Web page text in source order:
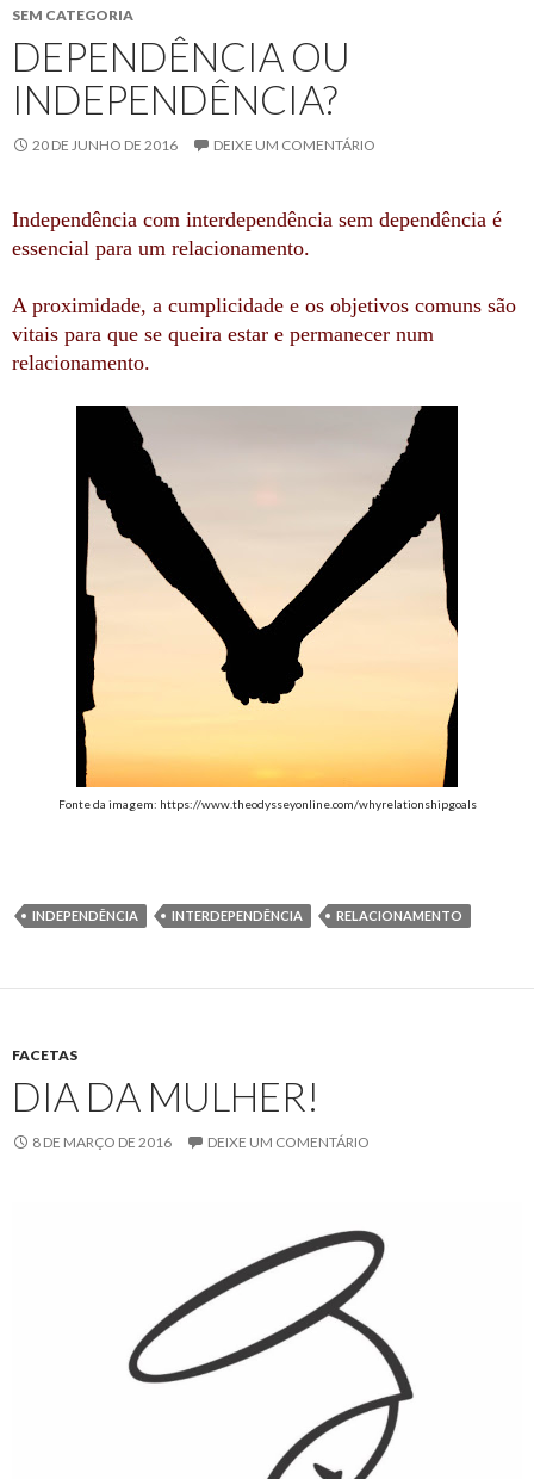
SEM CATEGORIA
DEPENDÊNCIA OU
INDEPENDÊNCIA?
20 DE JUNHO DE 2016 DEIXE UM COMENTÁRIO
Independência com interdependência sem dependência é
essencial para um relacionamento.
A proximidade, a cumplicidade e os objetivos comuns são
vitais para que se queira estar e permanecer num
relacionamento.
Fonte da imagem: https://www.theodysseyonline.com/whyrelationshipgoals
INDEPENDÊNCIA INTERDEPENDÊNCIA RELACIONAMENTO
FACETAS
DIA DA MULHER!
8 DE MARÇO DE 2016 DEIXE UM COMENTÁRIO